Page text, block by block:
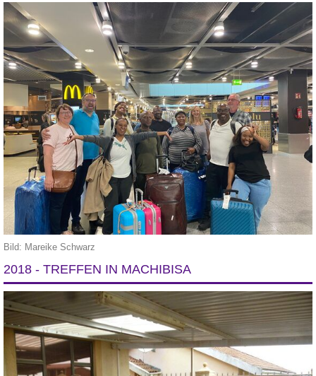
Bild: Mareike Schwarz
2018 - TREFFEN IN MACHIBISA